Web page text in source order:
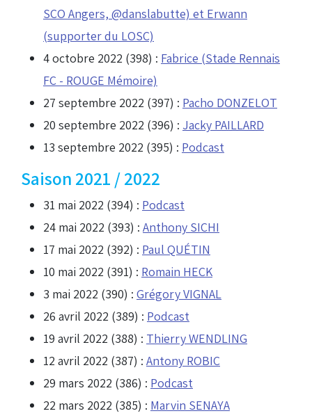
SCO Angers, @danslabutte) et Erwann
(supporter du LOSC)
4 octobre 2022 (398) : Fabrice (Stade Rennais
FC - ROUGE Mémoire)
27 septembre 2022 (397) : Pacho DONZELOT
20 septembre 2022 (396) : Jacky PAILLARD
13 septembre 2022 (395) : Podcast
Saison 2021 / 2022
31 mai 2022 (394) : Podcast
24 mai 2022 (393) : Anthony SICHI
17 mai 2022 (392) : Paul QUÉTIN
10 mai 2022 (391) : Romain HECK
3 mai 2022 (390) : Grégory VIGNAL
26 avril 2022 (389) : Podcast
19 avril 2022 (388) : Thierry WENDLING
12 avril 2022 (387) : Antony ROBIC
29 mars 2022 (386) : Podcast
22 mars 2022 (385) : Marvin SENAYA